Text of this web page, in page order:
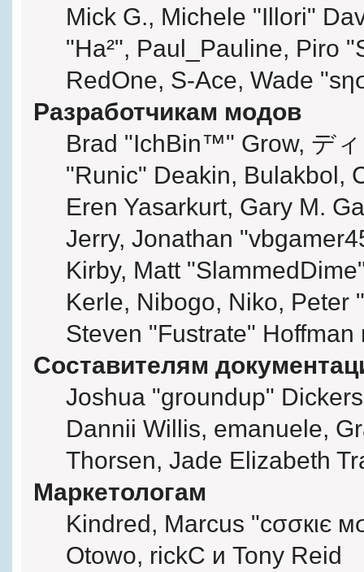
Mick G., Michele "Illori"
"Ha²", Paul_Pauline, Piro
RedOne, S-Ace, Wade
Разработчикам модов
Brad "IchBin™" Grow, デ
"Runic" Deakin, Bulakbol,
Eren Yasarkurt, Gary M.
Jerry, Jonathan
Kirby, Matt
Kerle, Nibogo, Niko, Peter
Steven "Fustrate"
Составителям
Joshua "groundup"
Dannii Willis, emanuele,
Thorsen, Jade Elizabeth
Маркетологам
Kindred, Marcus "cσσкιє
Otowo, rickC и Tony Reid